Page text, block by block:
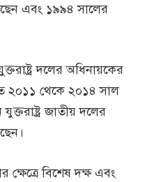
এবং ১৯৯৪ সালের
দলের অধিনায়কের
২০১১ থেকে ২০১৪ সাল
যুক্তরাষ্ট্র জাতীয় দলের
বিশেষ দক্ষ এবং